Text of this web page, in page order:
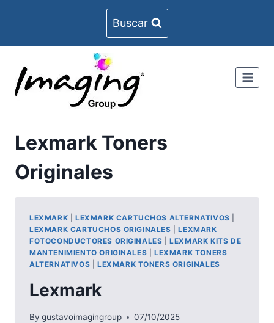
Buscar
Lexmark Toners
Originales
LEXMARK LEXMARK CARTUCHOS ALTERNATIVOS
LEXMARK CARTUCHOS ORIGINALES |LEXMARK
FOTOCONDUCTORES ORIGINALES |LEXMARK KITS DE
MANTENIMIENTO ORIGINALES |LEXMARK TONERS
ALTERNATIVOS
LEXMARK TONERS ORIGINALES
Lexmark
By gustavoimagingroup 07/10/2025